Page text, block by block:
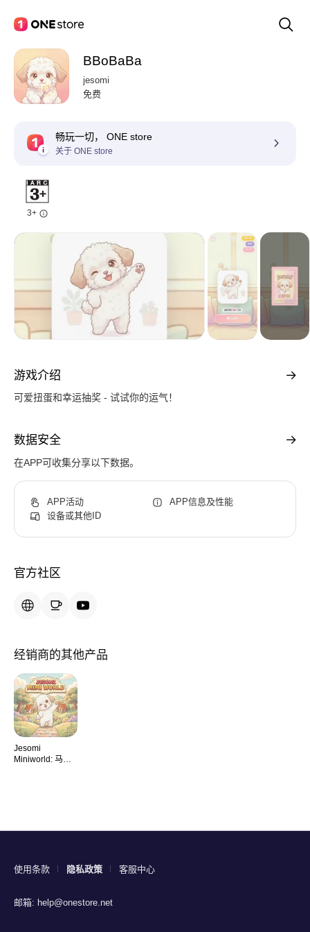
BBoBaBa
jesomi
免费
畅玩一切， ONE store
关于 ONE store
3+
游戏介绍
可爱扭蛋和幸运抽奖 - 试试你的运气！
数据安全
在APP可收集分享以下数据。
APP活动
APP信息及性能
设备或其他ID
官方社区
经销商的其他产品
Jesomi
Miniworld: 马尔
使用条款 隐私政策 客服中心
邮箱: help@onestore.net